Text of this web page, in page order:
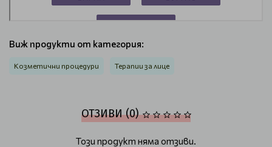
Виж продукти от категория:
Козметични процедури Терапии за лице
ОТЗИВИ (0)
Този продукт няма отзиви.